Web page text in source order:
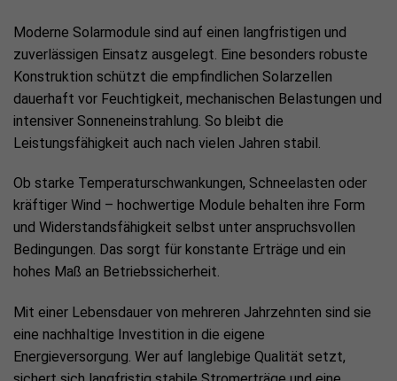
Moderne Solarmodule sind auf einen langfristigen und
zuverlässigen Einsatz ausgelegt. Eine besonders robuste
Konstruktion schützt die empfindlichen Solarzellen
dauerhaft vor Feuchtigkeit, mechanischen Belastungen und
intensiver Sonneneinstrahlung. So bleibt die
Leistungsfähigkeit auch nach vielen Jahren stabil.
Ob starke Temperaturschwankungen, Schneelasten oder
kräftiger Wind – hochwertige Module behalten ihre Form
und Widerstandsfähigkeit selbst unter anspruchsvollen
Bedingungen. Das sorgt für konstante Erträge und ein
hohes Maß an Betriebssicherheit.
Mit einer Lebensdauer von mehreren Jahrzehnten sind sie
eine nachhaltige Investition in die eigene
Energieversorgung. Wer auf langlebige Qualität setzt,